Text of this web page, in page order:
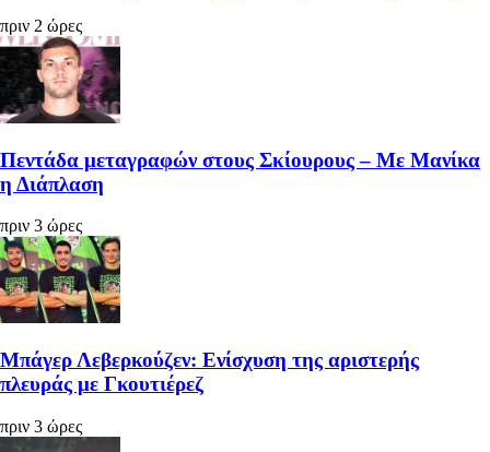
πριν 2 ώρες
Πεντάδα μεταγραφών στους Σκίουρους – Με Μανίκα
η Διάπλαση
πριν 3 ώρες
Μπάγερ Λεβερκούζεν: Ενίσχυση της αριστερής
πλευράς με Γκουτιέρεζ
πριν 3 ώρες